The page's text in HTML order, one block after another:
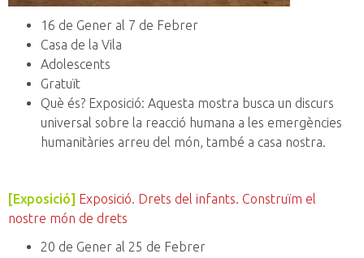
16 de Gener al 7 de Febrer
Casa de la Vila
Adolescents
Gratuït
Què és? Exposició: Aquesta mostra busca un discurs
universal sobre la reacció humana a les emergències
humanitàries arreu del món, també a casa nostra.
[Exposició] Exposició. Drets del infants. Construïm el
nostre món de drets
20 de Gener al 25 de Febrer